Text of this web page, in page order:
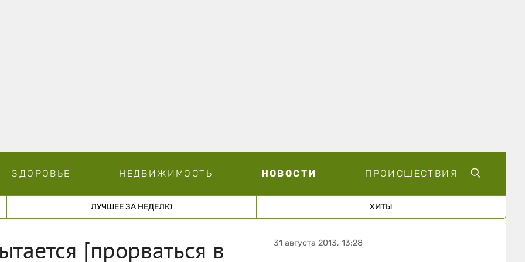
ЗДОРОВЬЕ НЕДВИЖИМОСТЬ НОВОСТИ ПРОИСШЕСТВИЯ
ЛУЧШЕЕ ЗА НЕДЕЛЮ ХИТЫ
[прорваться в
31 августа 2013, 13:28